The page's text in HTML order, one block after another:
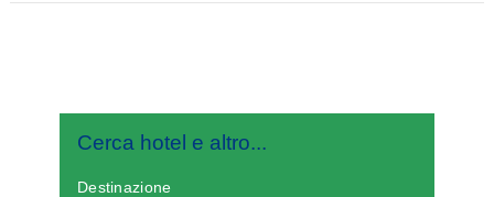
Cerca hotel e altro...
Destinazione